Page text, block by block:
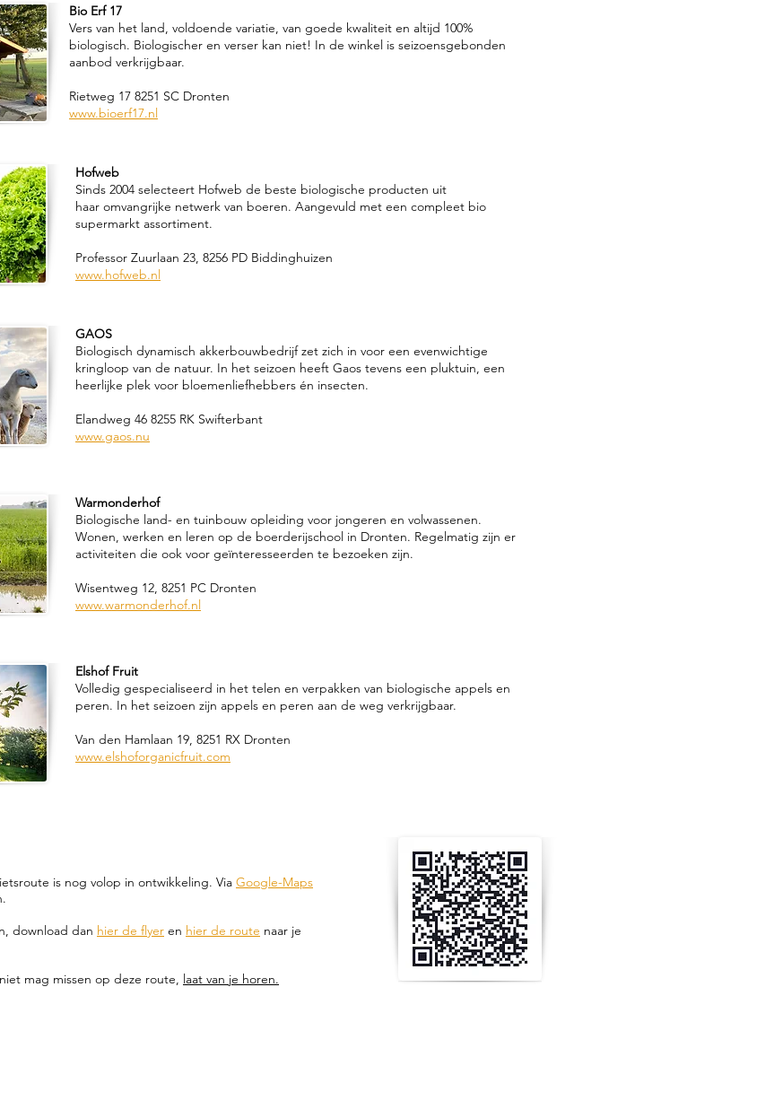
Bio Erf 17
Vers van het land, voldoende variatie, van goede kwaliteit en altijd 100%
biologisch. Biologischer en verser kan niet! In de winkel is seizoensgebonden
aanbod verkrijgbaar.
Rietweg 17 8251 SC Dronten
www.bioerf17.nl
Hofweb
Sinds 2004 selecteert Hofweb de beste biologische producten uit
haar omvangrijke netwerk van boeren. Aangevuld met een compleet bio
supermarkt assortiment.
Professor Zuurlaan 23, 8256 PD Biddinghuizen
www.hofweb.nl
GAOS
Biologisch dynamisch akkerbouwbedrijf zet zich in voor een evenwichtige
kringloop van de natuur. In het seizoen heeft Gaos tevens een pluktuin, een
heerlijke plek voor bloemenliefhebbers én insecten.
Elandweg 46 8255 RK Swifterbant
www.gaos.nu
Warmonderhof
Biologische land- en tuinbouw opleiding voor jongeren en volwassenen.
Wonen, werken en leren op de boerderijschool in Dronten. Regelmatig zijn er
activiteiten die ook voor geïnteresseerden te bezoeken zijn.
Wisentweg 12, 8251 PC Dronten
www.warmonderhof.nl
Elshof Fruit
Volledig gespecialiseerd in het telen en verpakken van biologische appels en
peren. In het seizoen zijn appels en peren aan de weg verkrijgbaar.
Van den Hamlaan 19, 8251 RX Dronten
www.elshoforganicfruit.com
is nog volop in ontwikkeling. Via Google-Maps
download dan hier de flyer en hier de route naar je
mag missen op deze route, laat van je horen.